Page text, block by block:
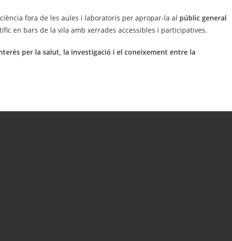
fora de les aules i laboratoris per apropar-la al públic general
en bars de la vila amb xerrades accessibles i participatives.
per la salut, la investigació i el coneixement entre la